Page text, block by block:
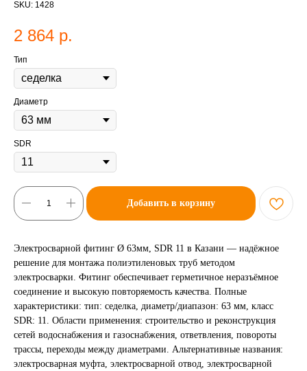
SKU: 1428
2 864 р.
Тип
Диаметр
SDR
Добавить в корзину
Электросварной фитинг Ø 63мм, SDR 11 в Казани — надёжное
решение для монтажа полиэтиленовых труб методом
электросварки. Фитинг обеспечивает герметичное неразъёмное
соединение и высокую повторяемость качества. Полные
характеристики: тип: седелка, диаметр/диапазон: 63 мм, класс
SDR: 11. Области применения: строительство и реконструкция
сетей водоснабжения и газоснабжения, ответвления, повороты
трассы, переходы между диаметрами. Альтернативные названия:
электросварная муфта, электросварной отвод, электросварной